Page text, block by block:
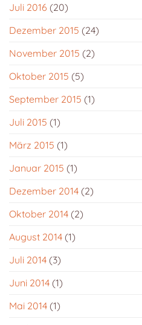
Juli 2016 (20)
Dezember 2015 (24)
November 2015 (2)
Oktober 2015 (5)
September 2015 (1)
Juli 2015 (1)
März 2015 (1)
Januar 2015 (1)
Dezember 2014 (2)
Oktober 2014 (2)
August 2014 (1)
Juli 2014 (3)
Juni 2014 (1)
Mai 2014 (1)